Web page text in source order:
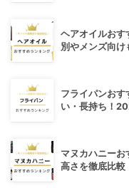
ヘアオイルおす
別やメンズ向け
フライパンお
い・長持ち！
マヌカハニー
高さを徹底比較